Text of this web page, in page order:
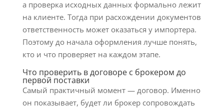
а проверка исходных данных формально лежит
на клиенте. Тогда при расхождении документов
ответственность может оказаться у импортера.
Поэтому до начала оформления лучше понять,
кто и что проверяет на каждом этапе.
Что проверить в договоре с брокером до
первой поставки
Самый практичный момент — договор. Именно
он показывает, будет ли брокер сопровождать